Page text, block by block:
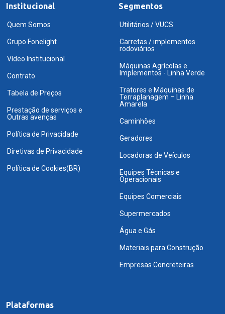
Institucional
Quem Somos
Grupo Fonelight
Vídeo Institucional
Contrato
Tabela de Preços
Prestação de serviços e
Outras avenças
Política de Privacidade
Diretivas de Privacidade
Política de Cookies(BR)
Segmentos
Utilitários / VUCS
Carretas / implementos
rodoviários
Máquinas Agrícolas e
Implementos - Linha Verde
Tratores e Máquinas de
Terraplanagem – Linha
Amarela
Caminhões
Geradores
Locadoras de Veículos
Equipes Técnicas e
Operacionais
Equipes Comerciais
Supermercados
Água e Gás
Materiais para Construção
Empresas Concreteiras
Plataformas